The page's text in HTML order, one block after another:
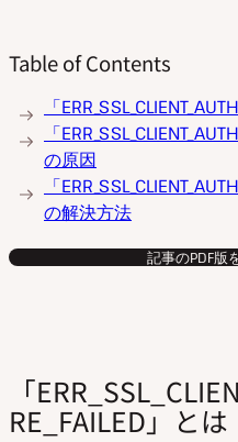
動
生
Table of Contents
「
「
の原因
「
の解決方法
記事のPDF版
「
RE_FAILED」とは